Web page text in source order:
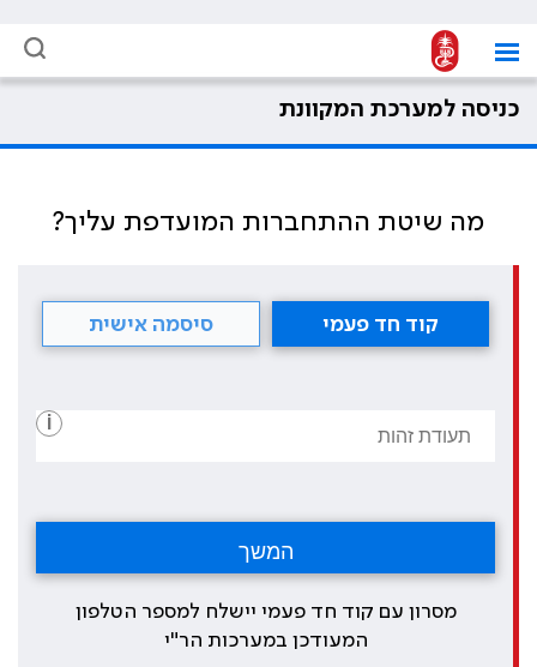
כניסה למערכת המקוונת
מה שיטת ההתחברות המועדפת עליך?
קוד חד פעמי סיסמה אישית
i
מסרון עם קוד חד פעמי יישלח למספר הטלפון
המעודכן במערכות הר"י